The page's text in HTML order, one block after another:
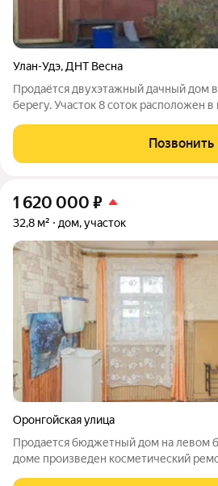
Улан-Удэ, ДНТ Весна
Продаётся двухэтажный дачный дом
берегу. Участок 8 соток расположен
засыпной технологии, есть скважина
втором этаже имеется выход
Позвонить
1 620 000 ₽
32,8 м² дом, участок
Оронгойская улица
Продается бюджетный дом на левом
доме произведен косметический